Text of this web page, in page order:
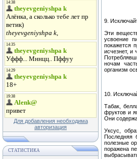
Для добавления необходима
авторизация
СТАТИСТИКА
9.
Эти
усвоение
покажется
исчезнет, и
ночам
организм
10.
Табак,
фруктов и
Они
Уксус,
Последняя
полезные
поражена